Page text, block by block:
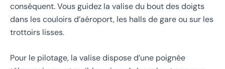
conséquent. Vous guidez la valise du bout des doigts
dans les couloirs d’aéroport, les halls de gare ou sur les
trottoirs lisses.
Pour le pilotage, la valise dispose d’une poignée